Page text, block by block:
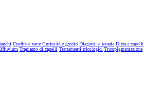
Credits e varie Curiosità e gossip Diagnosi e terapia Dieta e capelli
Trapianto di capelli Trattamenti tricologici Tricopigmentazione